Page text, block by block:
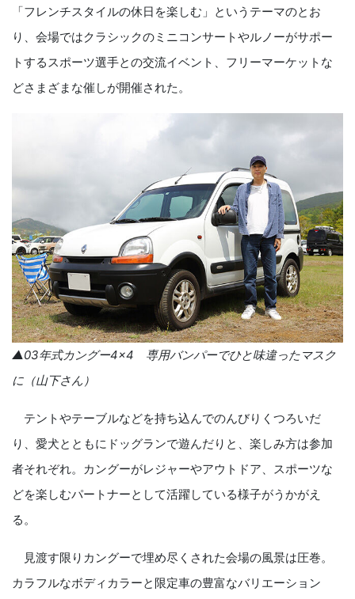
「フレンチスタイルの休日を楽しむ」というテーマのとお
り、会場ではクラシックのミニコンサートやルノーがサポー
トするスポーツ選手との交流イベント、フリーマーケットな
どさまざまな催しが開催された。
▲03年式カングー4×4 専用バンパーでひと味違ったマスク
に（山下さん）
テントやテーブルなどを持ち込んでのんびりくつろいだ
り、愛犬とともにドッグランで遊んだりと、楽しみ方は参加
者それぞれ。カングーがレジャーやアウトドア、スポーツな
どを楽しむパートナーとして活躍している様子がうかがえ
る。
見渡す限りカングーで埋め尽くされた会場の風景は圧巻。
カラフルなボディカラーと限定車の豊富なバリエーション